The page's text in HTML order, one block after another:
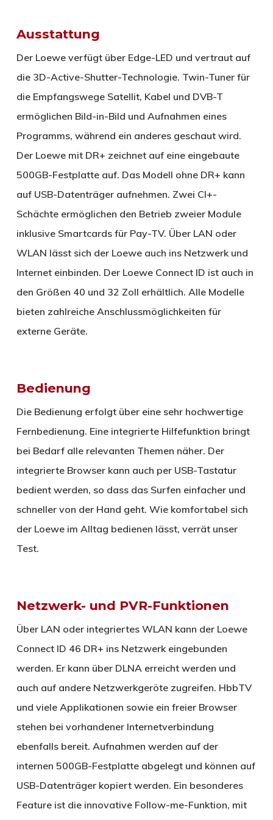
Ausstattung
Der Loewe verfügt über Edge-LED und vertraut auf
die 3D-Active-Shutter-Technologie. Twin-Tuner für
die Empfangswege Satellit, Kabel und DVB-T
ermöglichen Bild-in-Bild und Aufnahmen eines
Programms, während ein anderes geschaut wird.
Der Loewe mit DR+ zeichnet auf eine eingebaute
500GB-Festplatte auf. Das Modell ohne DR+ kann
auf USB-Datenträger aufnehmen. Zwei CI+-
Schächte ermöglichen den Betrieb zweier Module
inklusive Smartcards für Pay-TV. Über LAN oder
WLAN lässt sich der Loewe auch ins Netzwerk und
Internet einbinden. Der Loewe Connect ID ist auch in
den Größen 40 und 32 Zoll erhältlich. Alle Modelle
bieten zahlreiche Anschlussmöglichkeiten für
externe Geräte.
Bedienung
Die Bedienung erfolgt über eine sehr hochwertige
Fernbedienung. Eine integrierte Hilfefunktion bringt
bei Bedarf alle relevanten Themen näher. Der
integrierte Browser kann auch per USB-Tastatur
bedient werden, so dass das Surfen einfacher und
schneller von der Hand geht. Wie komfortabel sich
der Loewe im Alltag bedienen lässt, verrät unser
Test.
Netzwerk- und PVR-Funktionen
Über LAN oder integriertes WLAN kann der Loewe
Connect ID 46 DR+ ins Netzwerk eingebunden
werden. Er kann über DLNA erreicht werden und
auch auf andere Netzwerkgeröte zugreifen. HbbTV
und viele Applikationen sowie ein freier Browser
stehen bei vorhandener Internetverbindung
ebenfalls bereit. Aufnahmen werden auf der
internen 500GB-Festplatte abgelegt und können auf
USB-Datenträger kopiert werden. Ein besonderes
Feature ist die innovative Follow-me-Funktion, mit